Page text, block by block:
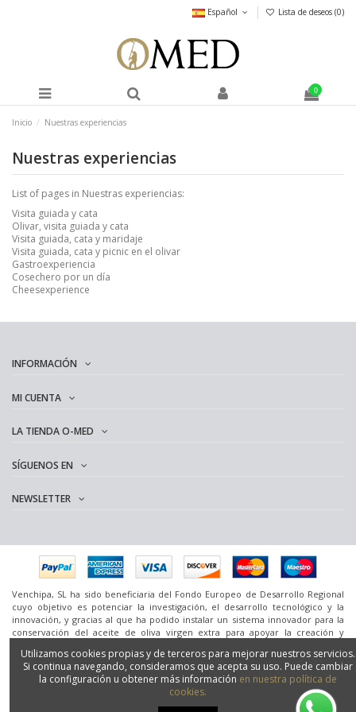
Español Lista de deseos (0)
0
Inicio Nuestras experiencias
Nuestras experiencias
List of pages in Nuestras experiencias:
Visita guiada y cata
Olivar, visita guiada y cata
Visita guiada, cata y maridaje
Visita guiada, cata y picnic en el olivar
Gastroexperiencia
Cosechero por un día
Cheesexperience
INFORMACIÓN
MI CUENTA
LA TIENDA O-MED
SÍGUENOS EN
NEWSLETTER
Venchipa, SL ha sido beneficiaria del Fondo Europeo de Desarrollo Regional
cuyo objetivo es potenciar la investigación, el desarrollo tecnológico y la
innovación, y gracias al que ha podido instalar un sistema innovador para la
conservación del aceite de oliva virgen extra para apoyar la creación y
ha contado con el apoyo del Programa InnoCámaras de la Cámara de
Comercio de Granada.
, S.L. Ctra. Ácula-Ventas de
Km.1 - 18131
Utilizamos cookies propias y de terceros para mejorar nuestros servicios.
Si continua navegando, consideramos que acepta su uso. Puede cambiar
la configuración u obtener más información en nuestra política de
cookies.